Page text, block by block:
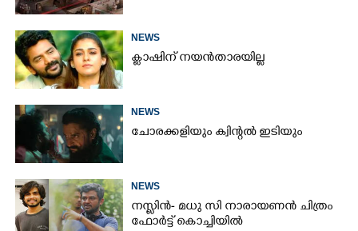
NEWS
ക്ലാഷിന് നയൻതാരയില്ല
NEWS
ചോരക്കളിയും ക്വിന്റൽ ഇടിയും
NEWS
നസ്ലിൻ- മധു സി നാരായണൻ ചിത്രം
ഫോർട്ട് കൊച്ചിയിൽ